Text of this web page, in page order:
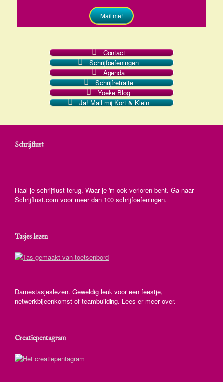
Mail me!
Contact
Schrijfoefeningen
Agenda
Schrijfretraite
Yoeke Blog
Ja! Mail mij Kort & Klein
Schrijflust
Haal je schrijflust terug. Waar je 'm ook verloren bent. Ga naar
Schrijflust.com voor meer dan 100 schrijfoefeningen.
Tasjes lezen
Damestasjeslezen. Geweldig leuk voor een feestje,
netwerkbijeenkomst of teambuilding. Lees er meer over.
Creatiepentagram